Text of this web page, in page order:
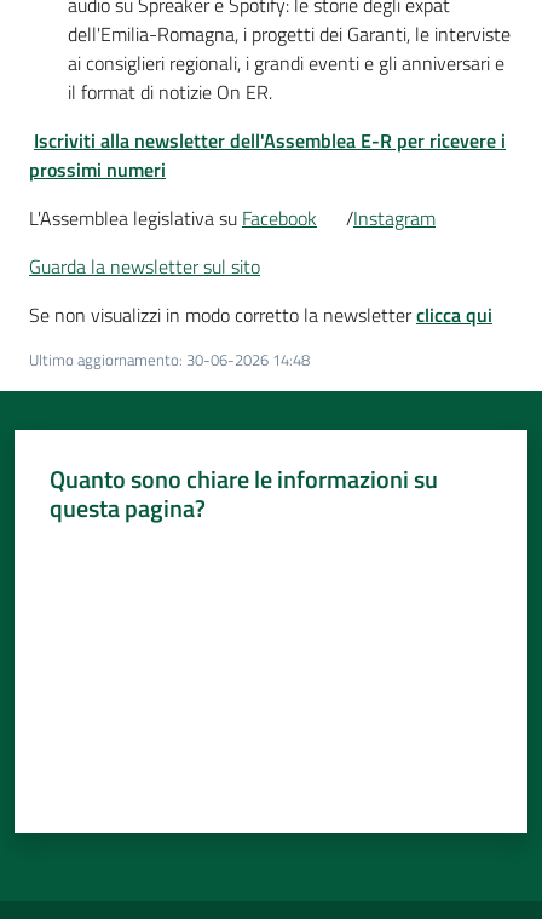
dell'Emilia-Romagna, i progetti dei Garanti, le interviste
ai consiglieri regionali, i grandi eventi e gli anniversari e
il format di notizie On ER.
Iscriviti alla newsletter dell'Assemblea E-R per ricevere i
prossimi numeri
L'Assemblea legislativa su Facebook /Instagram
Guarda la newsletter sul sito
Se non visualizzi in modo corretto la newsletterclicca qui
Ultimo aggiornamento: 30-06-2026 14:48
Quanto sono chiare le informazioni su
questa pagina?